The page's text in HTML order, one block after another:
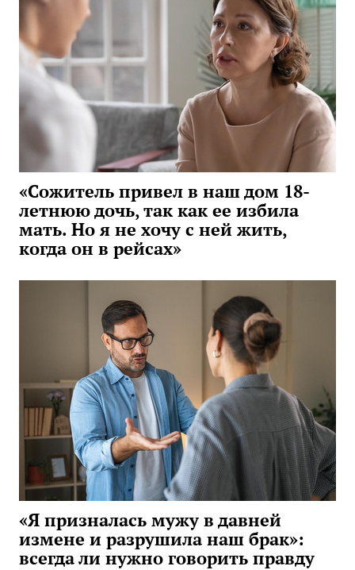
«Сожитель привел в наш дом 18-
летнюю дочь, так как ее избила
мать. Но я не хочу с ней жить,
когда он в рейсах»
«Я призналась мужу в давней
измене и разрушила наш брак»:
всегда ли нужно говорить правду